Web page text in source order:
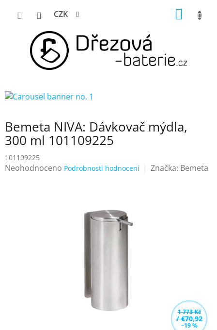
CZK
Bemeta NIVA: Dávkovač mýdla,
300 ml 101109225
101109225
Průměrné
Neohodnoceno Podrobnosti hodnocení Značka: Bemeta
1 773 Kč
/ €70,92
–19 %